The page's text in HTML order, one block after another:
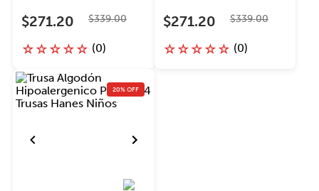
Niños
$271.20 $339.00
☆☆☆☆☆ (0)
Niños
$271.20 $339.00
☆☆☆☆☆ (0)
20% OFF